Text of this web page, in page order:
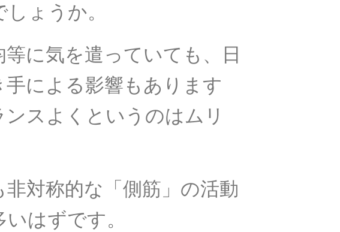
ょうか。
に気を遣っていても、
日
による影響もあります
スよくというのはムリ
対称的な「側筋」の活動
はずです。